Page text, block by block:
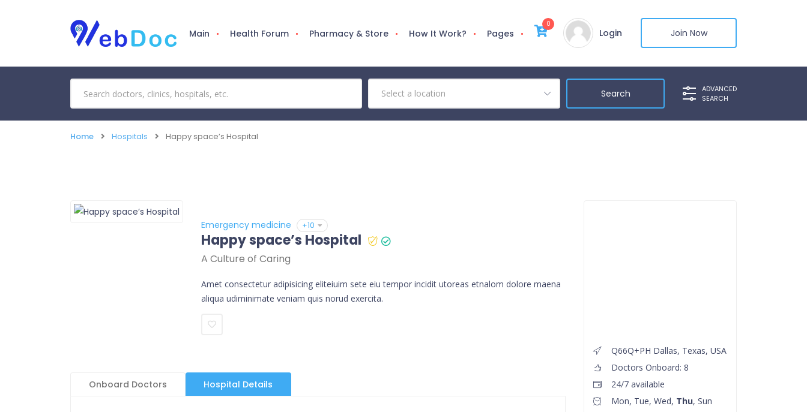
Main Health Forum Pharmacy & Store How It Work? Pages
0
Login Join Now
ADVANCED
SEARCH
Home Hospitals Happy space’s Hospital
Emergency medicine +10
Happy space’s Hospital
A Culture of Caring
Amet consectetur adipisicing eliteiuim sete eiu tempor incidit utoreas etnalom dolore maena
aliqua udiminimate veniam quis norud exercita.
Onboard Doctors Hospital Details
Q66Q+PH Dallas, Texas, USA
Doctors Onboard: 8
24/7 available
Mon, Tue, Wed, Thu, Sun